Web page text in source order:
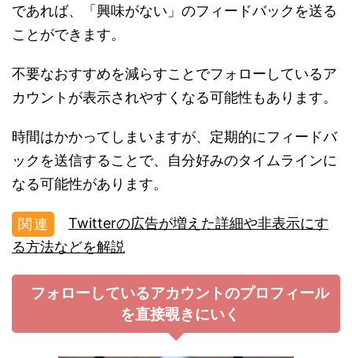
であれば、「興味がない」のフィードバックを送る
ことができます。
不要なおすすめを減らすことでフォローしているア
カウントが表示されやすくなる可能性もあります。
時間はかかってしまいますが、定期的にフィードバ
ックを送信することで、自分好みのタイムラインに
なる可能性があります。
Twitterの広告が増えた詳細や非表示にす
る方法などを解説
フォローしているアカウントのプロフィール
を直接覗きにいく